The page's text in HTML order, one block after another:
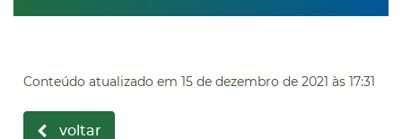
Conteúdo atualizado em 15 de dezembro de 2021 às 17:31
voltar